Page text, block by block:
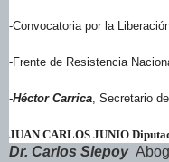
-Convocatoria por la
-Frente de Resistencia
-Héctor Carrica , Secretario
JUAN CARLOS JUNIO
Dr. Carlos Slepoy